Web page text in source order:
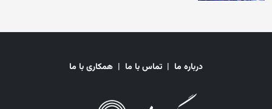
درباره ما | تماس با ما | همکاری با ما